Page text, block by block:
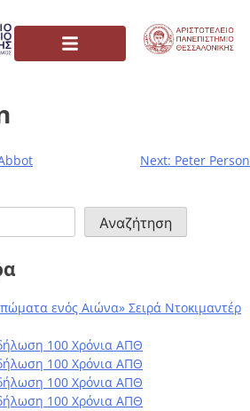
Next: Peter Person
Αναζήτηση
ενός Αιώνα» Σειρά Ντοκιμαντέρ
100 Χρόνια ΑΠΘ
100 Χρόνια ΑΠΘ
100 Χρόνια ΑΠΘ
100 Χρόνια ΑΠΘ